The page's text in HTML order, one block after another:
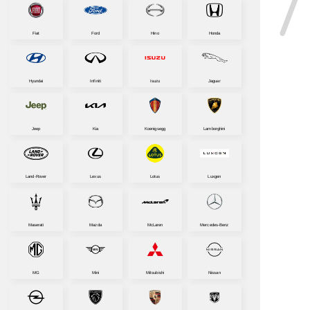
Fiat Ford Hino Honda
Hyundai Infiniti Isuzu Jaguar
Jeep Kia Koenigsegg Lamborghini
Land-Rover Lexus Lotus Luxgen
Maserati Mazda McLaren Mercedes-Benz
MG Mini Mitsubishi Nissan